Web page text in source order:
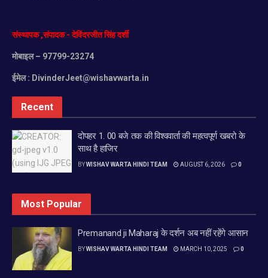
संस्थापक,संपादक-देविंदरजीतसिंहदर्शी
मोबाइल– 97799-23274
ईमेल : DivinderJeet@wishavwarta.in
Recent
दोपहर 1. 00 बजे तक की विश्ववार्ता की महत्वपूर्ण खबरो के
साथ है हाजिर
BYWISHAV WARTA HINDI TEAM AUGUST 6, 2026 0
Most Popular
Premanand ji Maharaj के दर्शन अब नहीं रहेंगे आसान
BYWISHAV WARTA HINDI TEAM MARCH 10, 2025 0